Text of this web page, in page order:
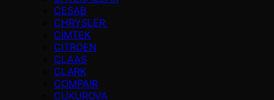
CESAB
CHRYSLER
CIMTEK
CITROEN
CLAAS
CLARK
COMPAIR
CUKUROVA